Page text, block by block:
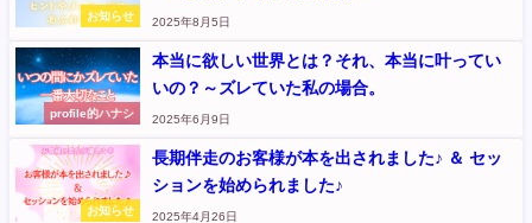
お知らせ
2025年8月5日
profile的ハナシ
本当に欲しい世界とは？それ、本当に叶ってい
いの？～ズレていた私の場合。
2025年6月9日
お知らせ
長期伴走のお客様が本を出されました♪ ＆ セッ
ションを始められました♪
2025年4月26日